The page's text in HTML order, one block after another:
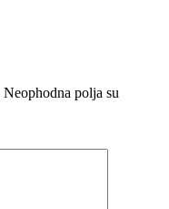
Neophodna polja su